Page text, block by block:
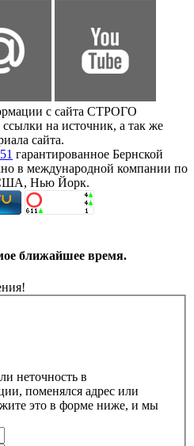
с сайта СТРОГО
на источник, а так же
сайта.
гарантированное Бернской
в международной компании по
США, Нью Йорк.
ближайшее время.
неточность в
поменялся адрес или
это в форме ниже, и мы